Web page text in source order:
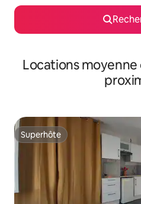
Locations
Superhôte
Superhôte